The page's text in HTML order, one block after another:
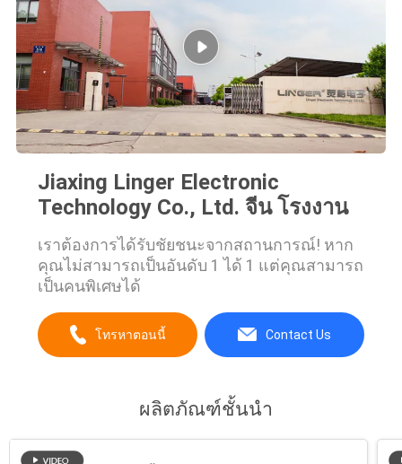
Jiaxing Linger Electronic
Technology Co., Ltd. จีน โรงงาน
เราต้องการได้รับชัยชนะจากสถานการณ์! หาก
คุณไม่สามารถเป็นอันดับ 1 ได้ 1 แต่คุณสามารถ
เป็นคนพิเศษได้
โทรหาตอนนี้ Contact Us
ผลิตภัณฑ์ชั้นนำ